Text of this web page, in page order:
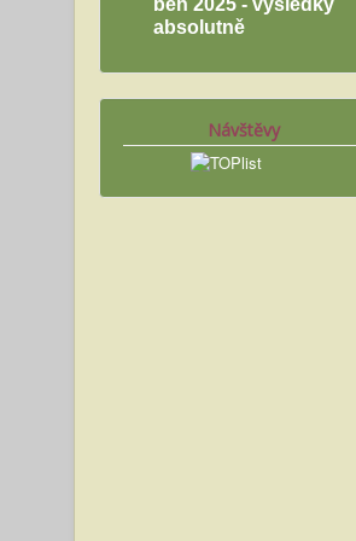
absolutně
Návštěvy